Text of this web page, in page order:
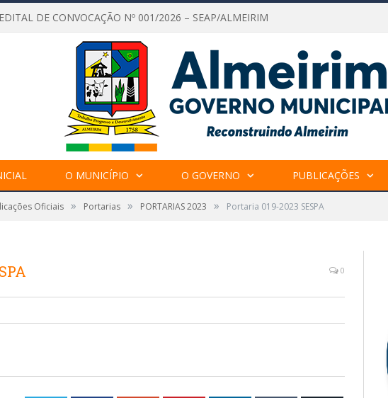
EDITAL DE CONVOCAÇÃO Nº 001/2026 – SEAP/ALMEIRIM
O MUNICÍPIO O GOVERNO PUBLICAÇÕES
Oficiais » Portarias » PORTARIAS 2023 » Portaria 019-2023 SESPA
0